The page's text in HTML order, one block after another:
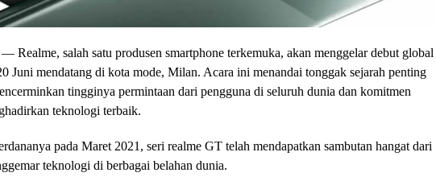
— Realme, salah satu produsen smartphone terkemuka, akan menggelar debut global
Juni mendatang di kota mode, Milan. Acara ini menandai tonggak sejarah penting
tingginya permintaan dari pengguna di seluruh dunia dan komitmen
teknologi terbaik.
pada Maret 2021, seri realme GT telah mendapatkan sambutan hangat dari
teknologi di berbagai belahan dunia.